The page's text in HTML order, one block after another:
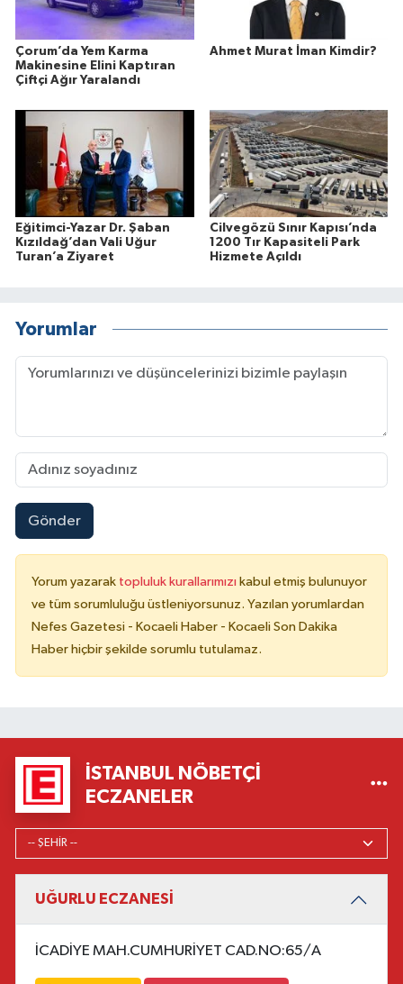
Çorum’da Yem Karma
Makinesine Elini Kaptıran
Çiftçi Ağır Yaralandı
Ahmet Murat İman Kimdir?
Eğitimci-Yazar Dr. Şaban
Kızıldağ’dan Vali Uğur
Turan’a Ziyaret
Cilvegözü Sınır Kapısı’nda
1200 Tır Kapasiteli Park
Hizmete Açıldı
Yorumlar
Gönder
Yorum yazarak topluluk kurallarımızı kabul etmiş bulunuyor
ve tüm sorumluluğu üstleniyorsunuz. Yazılan yorumlardan
Nefes Gazetesi - Kocaeli Haber - Kocaeli Son Dakika
Haber hiçbir şekilde sorumlu tutulamaz.
İSTANBUL NÖBETÇI
ECZANELER
UĞURLU ECZANESİ
İCADİYE MAH.CUMHURİYET CAD.NO:65/A